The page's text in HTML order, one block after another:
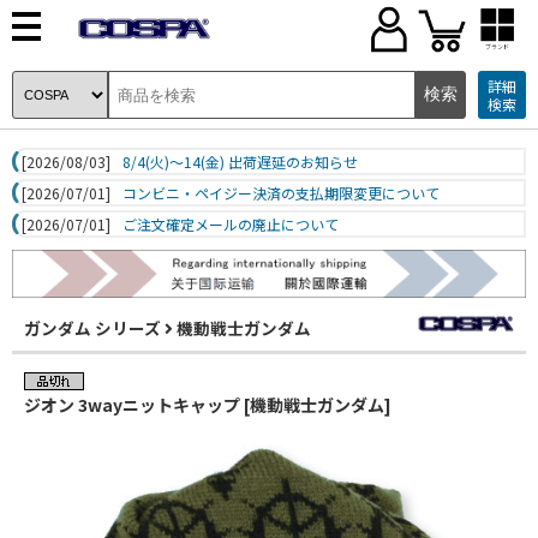
ブランド
詳細
検索
[2026/08/03]
8/4(火)～14(金) 出荷遅延のお知らせ
[2026/07/01]
コンビニ・ペイジー決済の支払期限変更について
[2026/07/01]
ご注文確定メールの廃止について
ガンダム シリーズ 機動戦士ガンダム
ジオン 3wayニットキャップ [機動戦士ガンダム]